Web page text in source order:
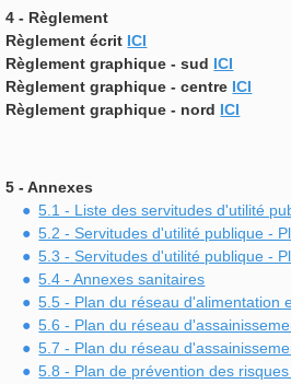
4 - Règlement
Règlement écrit ICI
Règlement graphique - sud
ICI
Règlement graphique - centre ICI
Règlement graphique - nord
ICI
5 - Annexes
5.1 - Liste des servitudes d'utilité
5.2 - Servitudes d'utilité publique -
5.3 - Servitudes d'utilité publique -
5.4 - Annexes sanitaires
5.5 - Plan du réseau d'alimentation
5.6 - Plan du réseau
5.7 - Plan du réseau
5.8 - Plan de prévention des